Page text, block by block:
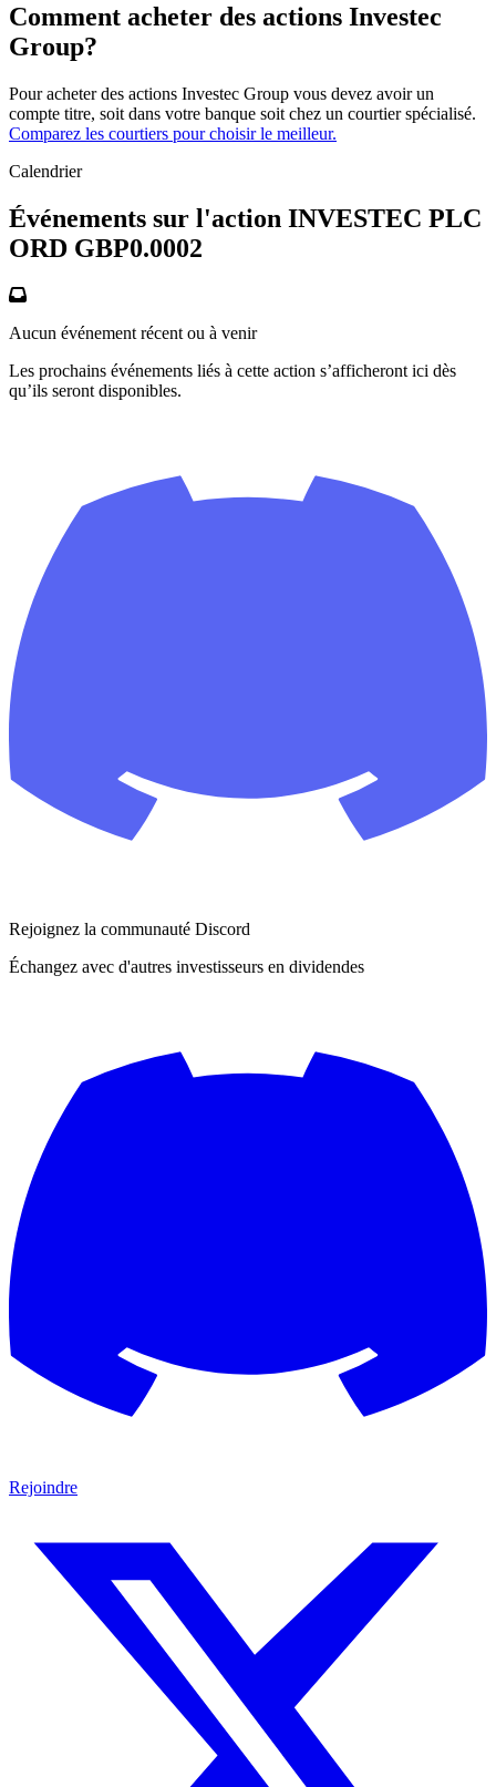
Comment acheter des actions Investec
Group?
Pour acheter des actions Investec Group vous devez avoir un
compte titre, soit dans votre banque soit chez un courtier spécialisé.
Comparez les courtiers pour choisir le meilleur.
Calendrier
Événements sur l'action INVESTEC PLC
ORD GBP0.0002
Aucun événement récent ou à venir
Les prochains événements liés à cette action s’afficheront ici dès
qu’ils seront disponibles.
Rejoignez la communauté Discord
Échangez avec d'autres investisseurs en dividendes
Rejoindre